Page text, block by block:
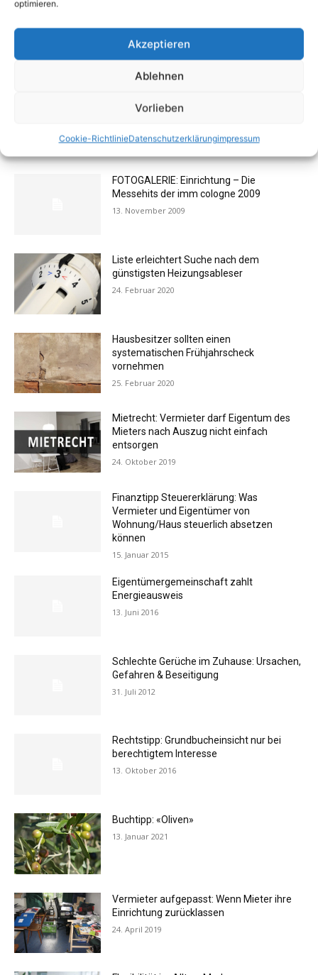
optimieren.
Akzeptieren
Ablehnen
Vorlieben
Cookie-RichtlinieDatenschutzerklärungimpressum
kl - 13. Februar 2012
AKTUELL BELIEBTE BEITRÄGE (7 TAGE)
FOTOGALERIE: Einrichtung – Die
Messehits der imm cologne 2009
13. November 2009
Liste erleichtert Suche nach dem
günstigsten Heizungsableser
24. Februar 2020
Hausbesitzer sollten einen
systematischen Frühjahrscheck
vornehmen
25. Februar 2020
Mietrecht: Vermieter darf Eigentum des
Mieters nach Auszug nicht einfach
entsorgen
24. Oktober 2019
Finanztipp Steuererklärung: Was
Vermieter und Eigentümer von
Wohnung/Haus steuerlich absetzen
können
15. Januar 2015
Eigentümergemeinschaft zahlt
Energieausweis
13. Juni 2016
Schlechte Gerüche im Zuhause: Ursachen,
Gefahren & Beseitigung
31. Juli 2012
Rechtstipp: Grundbucheinsicht nur bei
berechtigtem Interesse
13. Oktober 2016
Buchtipp: «Oliven»
13. Januar 2021
Vermieter aufgepasst: Wenn Mieter ihre
Einrichtung zurücklassen
24. April 2019